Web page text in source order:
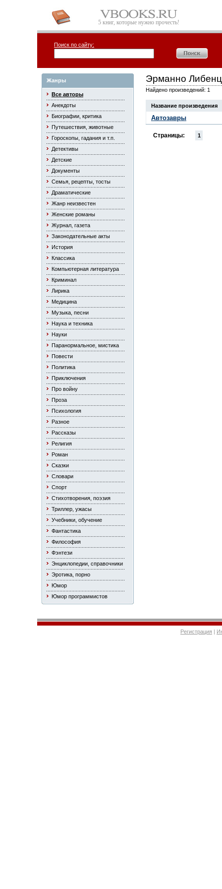
5 книг, которые нужно прочесть!
Поиск по сайту:
Жанры
Все авторы
Анекдоты
Биографии, критика
Путешествия, животные
Гороскопы, гадания и т.п.
Детективы
Детские
Документы
Семья, рецепты, тосты
Драматические
Жанр неизвестен
Женские романы
Журнал, газета
Законодательные акты
История
Классика
Компьютерная литература
Криминал
Лирика
Медицина
Музыка, песни
Наука и техника
Науки
Паранормальное, мистика
Повести
Политика
Приключения
Про войну
Проза
Психология
Разное
Рассказы
Религия
Роман
Сказки
Словари
Спорт
Стихотворения, поэзия
Триллер, ужасы
Учебники, обучение
Фантастика
Философия
Фэнтези
Энциклопедии, справочники
Эротика, порно
Юмор
Юмор программистов
Эрманно
Найдено произведений: 1
Название произведения
Автозавры
Страницы: 1
Регистрация |